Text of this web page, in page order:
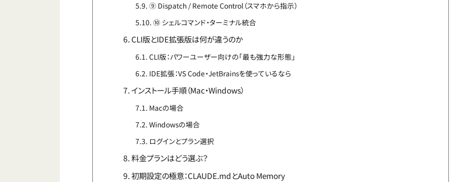
⑨ Dispatch / Remote Control（スマホから指示）
⑩ シェルコマンド・ターミナル統合
CLI版とIDE拡張版は何が違うのか
CLI版：パワーユーザー向けの「最も強力な形態」
IDE拡張：VS Code・JetBrainsを使っているなら
インストール手順（Mac・Windows）
Macの場合
Windowsの場合
ログインとプラン選択
料金プランはどう選ぶ？
初期設定の極意：CLAUDE.mdとAuto Memory